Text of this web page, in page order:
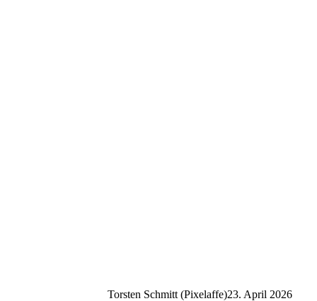
Torsten Schmitt (Pixelaffe)23. April 2026